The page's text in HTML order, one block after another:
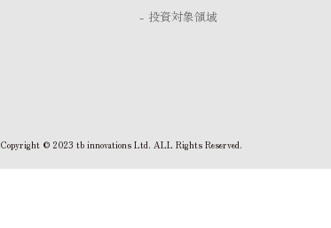
投資対象領域
Copyright © 2023 tb innovations Ltd. ALL Rights Reserved.